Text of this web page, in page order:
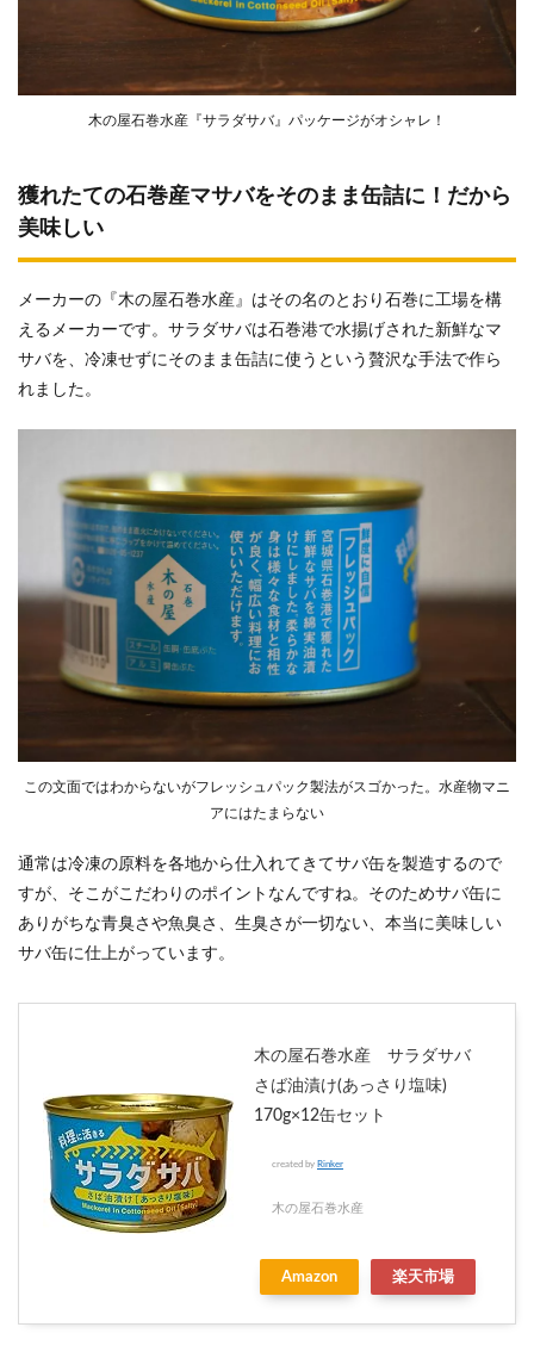
木の屋石巻水産『サラダサバ』パッケージがオシャレ！
獲れたての石巻産マサバをそのまま缶詰に！だから
美味しい
メーカーの『木の屋石巻水産』はその名のとおり石巻に工場を構
えるメーカーです。サラダサバは石巻港で水揚げされた新鮮なマ
サバを、冷凍せずにそのまま缶詰に使うという贅沢な手法で作ら
れました。
この文面ではわからないがフレッシュパック製法がスゴかった。水産物マニ
アにはたまらない
通常は冷凍の原料を各地から仕入れてきてサバ缶を製造するので
すが、そこがこだわりのポイントなんですね。そのためサバ缶に
ありがちな青臭さや魚臭さ、生臭さが一切ない、本当に美味しい
サバ缶に仕上がっています。
木の屋石巻水産 サラダサバ
さば油漬け(あっさり塩味)
170g×12缶セット
created by Rinker
木の屋石巻水産
Amazon 楽天市場